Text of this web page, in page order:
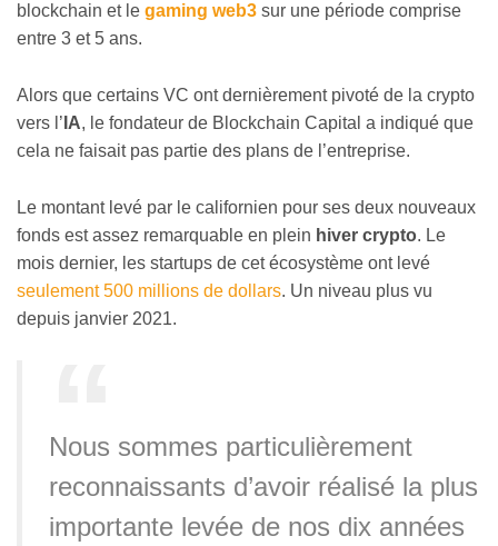
blockchain et le gaming web3 sur une période comprise
entre 3 et 5 ans.
Alors que certains VC ont dernièrement pivoté de la crypto
vers l’ IA, le fondateur de Blockchain Capital a indiqué que
cela ne faisait pas partie des plans de l’entreprise.
Le montant levé par le californien pour ses deux nouveaux
fonds est assez remarquable en plein hiver crypto. Le
mois dernier, les startups de cet écosystème ont levé
seulement 500 millions de dollars. Un niveau plus vu
depuis janvier 2021.
Nous sommes particulièrement
reconnaissants d’avoir réalisé la plus
importante levée de nos dix années